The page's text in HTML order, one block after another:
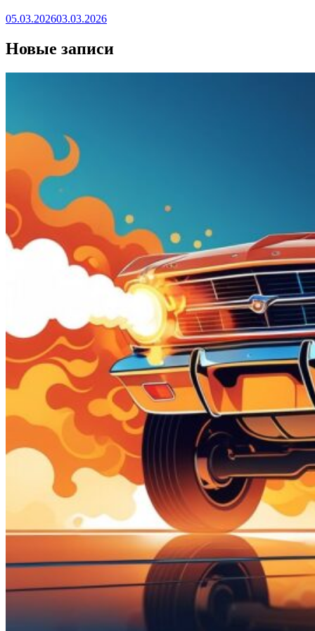
05.03.202603.03.2026
Новые записи